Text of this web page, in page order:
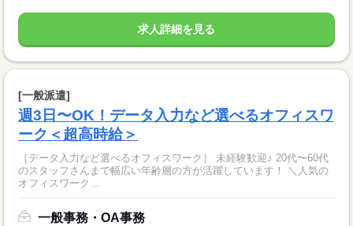
求人詳細を見る
[一般派遣]
週3日〜OK！データ入力など選べるオフィスワ
ーク＜超高時給＞
［データ入力など選べるオフィスワーク］ 未経験歓迎♪ 20代〜60代
のスタッフさんまで幅広い年齢層の方が活躍しています！ ＼人気の
オフィスワーク...
一般事務・OA事務